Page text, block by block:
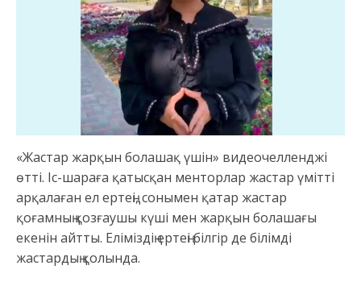
«Жастар жарқын болашақ үшін» видеочелленджі
өтті. Іс-шараға қатысқан менторлар жастар үмітті
арқалаған ел ертеңі, сонымен қатар жастар
қоғамның қозғаушы күші мен жарқын болашағы
екенін айтты. Еліміздің ертеңі білгір де білімді
жастардың қолында.